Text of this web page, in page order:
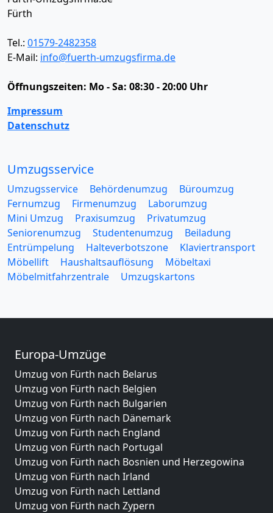
Fürth
Tel.: 01579-2482358
E-Mail: info@fuerth-umzugsfirma.de
Öffnungszeiten: Mo - Sa: 08:30 - 20:00 Uhr
Impressum
Datenschutz
Umzugsservice
Umzugsservice Behördenumzug
Büroumzug
Fernumzug
Firmenumzug
Laborumzug
Mini Umzug
Praxisumzug
Privatumzug
Seniorenumzug
Studentenumzug
Beiladung
Entrümpelung
Halteverbotszone
Klaviertransport
Möbellift
Haushaltsauflösung
Möbeltaxi
Möbelmitfahrzentrale
Umzugskartons
Europa-Umzüge
Umzug von Fürth nach Belarus
Umzug von Fürth nach Belgien
Umzug von Fürth nach Bulgarien
Umzug von Fürth nach Dänemark
Umzug von Fürth nach England
Umzug von Fürth nach Portugal
Umzug von Fürth nach Bosnien und Herzegowina
Umzug von Fürth nach Irland
Umzug von Fürth nach Lettland
Umzug von Fürth nach Zypern